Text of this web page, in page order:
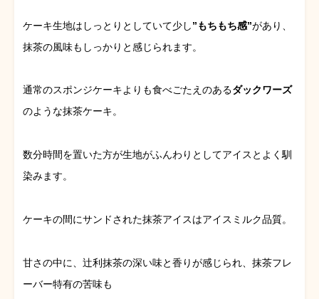
ケーキ生地はしっとりとしていて少し”もちもち感”があり、
抹茶の風味もしっかりと感じられます。
通常のスポンジケーキよりも食べごたえのあるダックワーズ
のような抹茶ケーキ。
数分時間を置いた方が生地がふんわりとしてアイスとよく馴
染みます。
ケーキの間にサンドされた抹茶アイスはアイスミルク品質。
甘さの中に、辻利抹茶の深い味と香りが感じられ、抹茶フレ
ーバー特有の苦味も